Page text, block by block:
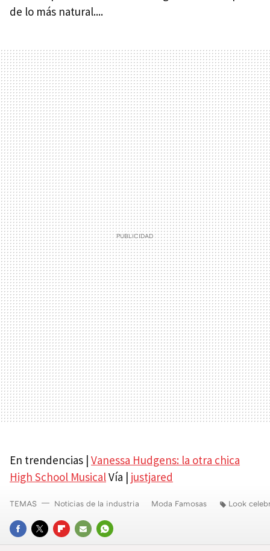
de lo más natural....
En trendencias | Vanessa Hudgens: la otra chica
High School MusicalVía | justjared
FACEBOOK
TWITTERFLIPBOARD
E-
WHATSAPP
TEMAS Noticias de la industria Moda Famosas Look